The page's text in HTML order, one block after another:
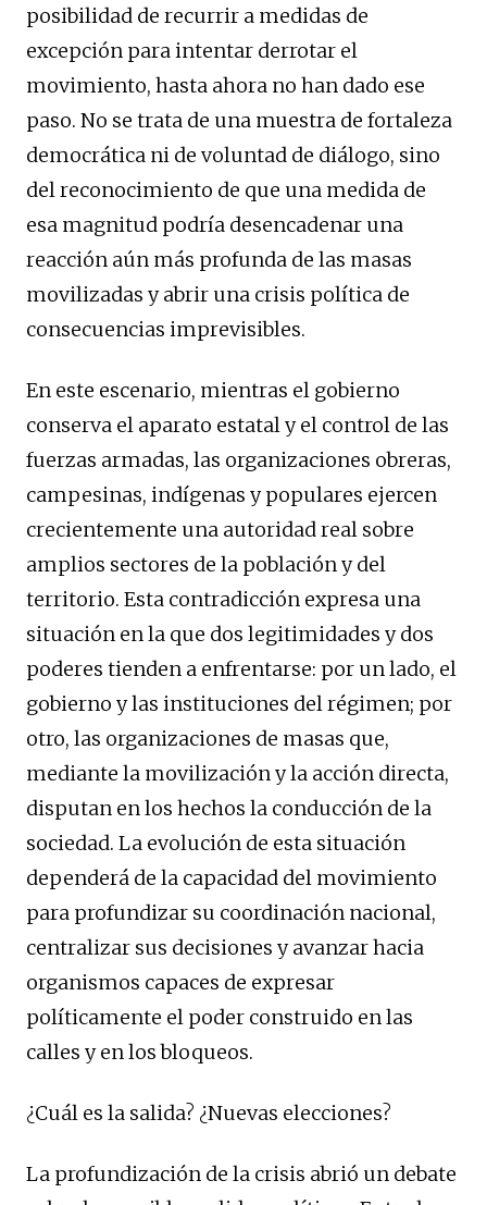
posibilidad de recurrir a medidas de
excepción para intentar derrotar el
movimiento, hasta ahora no han dado ese
paso. No se trata de una muestra de fortaleza
democrática ni de voluntad de diálogo, sino
del reconocimiento de que una medida de
esa magnitud podría desencadenar una
reacción aún más profunda de las masas
movilizadas y abrir una crisis política de
consecuencias imprevisibles.
En este escenario, mientras el gobierno
conserva el aparato estatal y el control de las
fuerzas armadas, las organizaciones obreras,
campesinas, indígenas y populares ejercen
crecientemente una autoridad real sobre
amplios sectores de la población y del
territorio. Esta contradicción expresa una
situación en la que dos legitimidades y dos
poderes tienden a enfrentarse: por un lado, el
gobierno y las instituciones del régimen; por
otro, las organizaciones de masas que,
mediante la movilización y la acción directa,
disputan en los hechos la conducción de la
sociedad. La evolución de esta situación
dependerá de la capacidad del movimiento
para profundizar su coordinación nacional,
centralizar sus decisiones y avanzar hacia
organismos capaces de expresar
políticamente el poder construido en las
calles y en los bloqueos.
¿Cuál es la salida? ¿Nuevas elecciones?
La profundización de la crisis abrió un debate